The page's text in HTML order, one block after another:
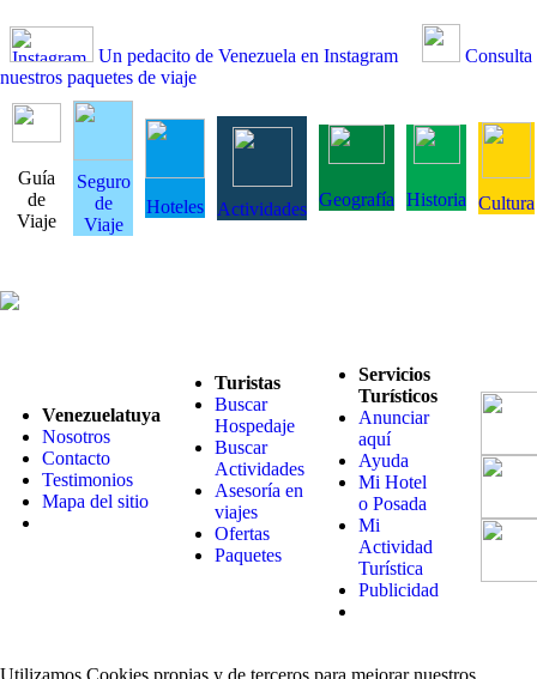
Un pedacito de Venezuela en Instagram
Consulta
nuestros paquetes de viaje
Guía
de
Viaje
Seguro
de
Viaje
Hoteles Actividades Geografía Historia Cultura
Venezuelatuya
Nosotros
Contacto
Testimonios
Mapa del sitio
Turistas
Buscar
Hospedaje
Buscar
Actividades
Asesoría en
viajes
Ofertas
Paquetes
Servicios
Turísticos
Anunciar
aquí
Ayuda
Mi Hotel
o Posada
Mi
Actividad
Turística
Publicidad
Utilizamos Cookies propias y de terceros para mejorar nuestros